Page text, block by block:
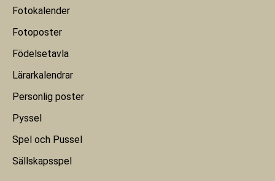
Fotokalender
Fotoposter
Födelsetavla
Lärarkalendrar
Personlig poster
Pyssel
Spel och Pussel
Sällskapsspel